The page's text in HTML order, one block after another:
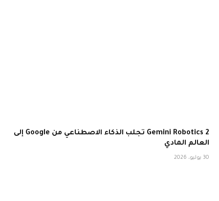
Gemini Robotics 2 تجلب الذكاء الاصطناعي من Google إلى
العالم المادي
30 يوليو، 2026